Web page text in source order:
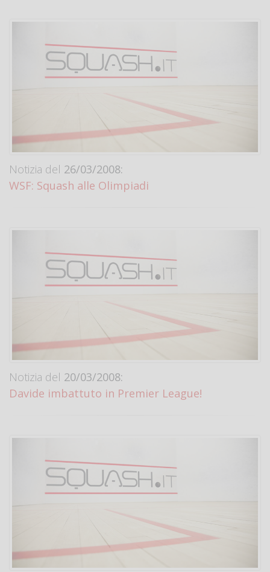
Notizia del 26/03/2008:
WSF: Squash alle Olimpiadi
Notizia del 20/03/2008:
Davide imbattuto in Premier League!